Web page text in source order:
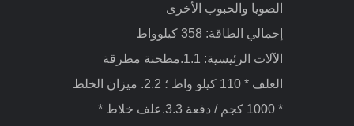
إجمالي الطاقة: 335 كيلوواط
الآلات الرئيسية: مطحنة مطرقة الأعلاف *
110 كيلو وات، خلاط الأعلاف * 1000
كجم / باتش، آلة الخلط ميزان*1000 كجم/
باتش، آلة خلط كريات العلف*110 كيلو